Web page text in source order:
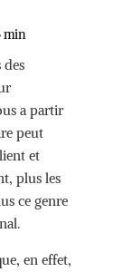
min
des
a partir
peut
et
plus les
ce genre
en effet,